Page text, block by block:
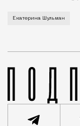
Екатерина Шульман